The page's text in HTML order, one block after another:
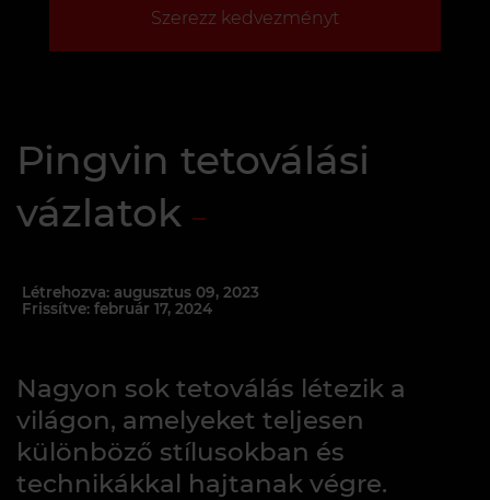
Szerezz kedvezményt
Pingvin tetoválási
vázlatok
Létrehozva: augusztus 09, 2023
Frissítve: február 17, 2024
Nagyon sok tetoválás létezik a
világon, amelyeket teljesen
különböző stílusokban és
technikákkal hajtanak végre.